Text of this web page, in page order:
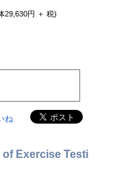
29,630円 ＋ 税)
ね
Exercise Testi